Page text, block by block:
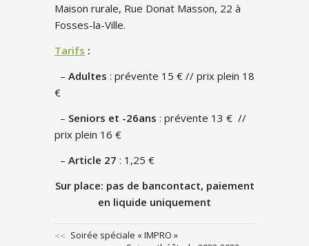
Maison rurale, Rue Donat Masson, 22 à
Fosses-la-Ville.
Tarifs :
– Adultes : prévente 15 € // prix plein 18
€
– Seniors et -26ans : prévente 13 € //
prix plein 16 €
– Article 27 : 1,25 €
Sur place: pas de bancontact, paiement
en liquide uniquement
Previous
Soirée spéciale « IMPRO »